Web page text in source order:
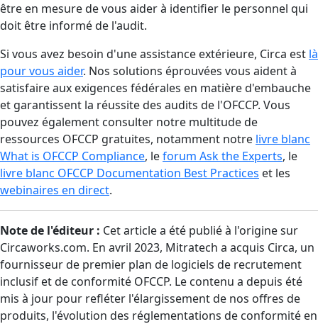
être en mesure de vous aider à identifier le personnel qui
doit être informé de l'audit.
Si vous avez besoin d'une assistance extérieure, Circa est là
pour vous aider. Nos solutions éprouvées vous aident à
satisfaire aux exigences fédérales en matière d'embauche
et garantissent la réussite des audits de l'OFCCP. Vous
pouvez également consulter notre multitude de
ressources OFCCP gratuites, notamment notre livre blanc
What is OFCCP Compliance, leforum Ask the Experts, le
livre blanc OFCCP Documentation Best Practices et les
webinaires en direct.
Note de l'éditeur : Cet article a été publié à l'origine sur
Circaworks.com. En avril 2023, Mitratech a acquis Circa, un
fournisseur de premier plan de logiciels de recrutement
inclusif et de conformité OFCCP. Le contenu a depuis été
mis à jour pour refléter l'élargissement de nos offres de
produits, l'évolution des réglementations de conformité en